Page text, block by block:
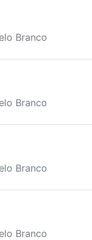
Branco
Branco
Branco
Branco